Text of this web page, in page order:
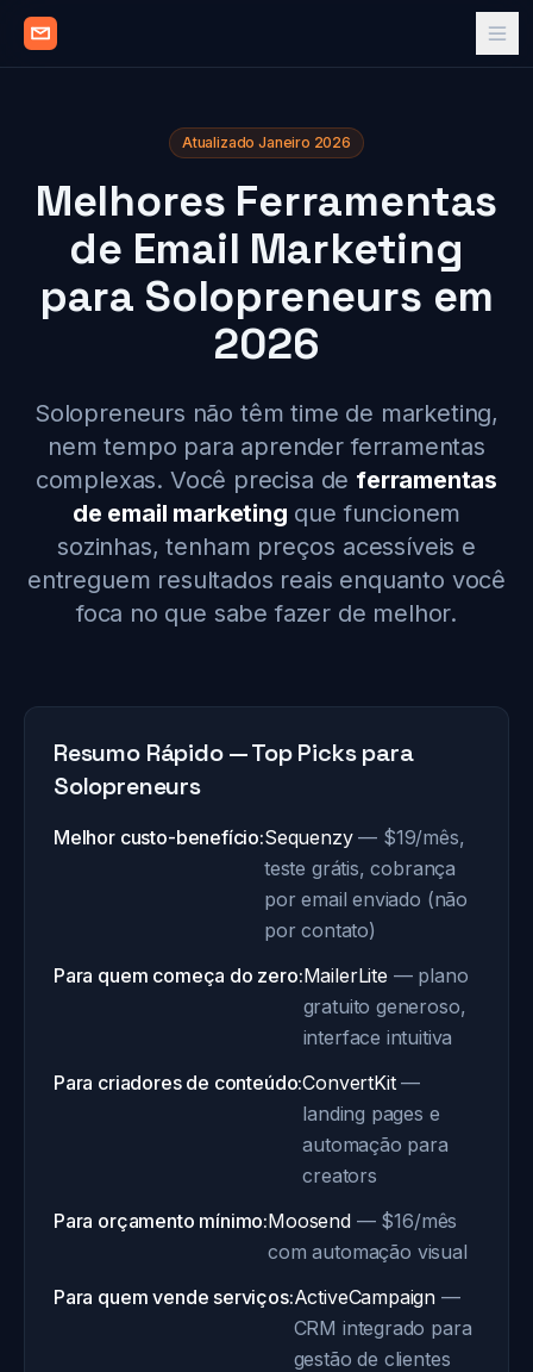
Atualizado Janeiro 2026
Melhores Ferramentas
de Email Marketing
para Solopreneurs em
2026
Solopreneurs não têm time de marketing,
nem tempo para aprender ferramentas
complexas. Você precisa de ferramentas
de email marketing que funcionem
sozinhas, tenham preços acessíveis e
entreguem resultados reais enquanto você
foca no que sabe fazer de melhor.
Resumo Rápido — Top Picks para
Solopreneurs
Melhor custo-benefício:Sequenzy— $19/mês,
teste grátis, cobrança
por email enviado (não
por contato)
Para quem começa do zero:MailerLite — plano
gratuito generoso,
interface intuitiva
Para criadores de conteúdo:ConvertKit—
landing pages e
automação para
creators
Para orçamento mínimo:Moosend— $16/mês
com automação visual
Para quem vende serviços:ActiveCampaign —
CRM integrado para
gestão de clientes